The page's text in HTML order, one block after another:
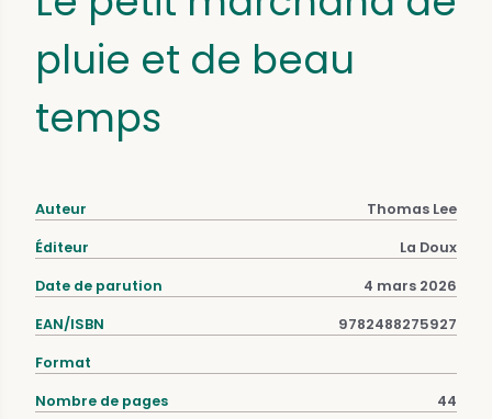
pluie et de beau
temps
Auteur Thomas Lee
Éditeur La Doux
Date de parution 4 mars 2026
EAN/ISBN 9782488275927
Format
Nombre de pages 44